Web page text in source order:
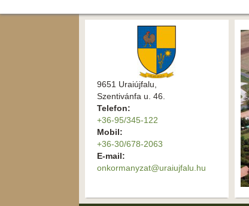
9651 Uraiújfalu,
Szentivánfa u. 46.
Telefon:
+36-95/345-122
Mobil:
+36-30/678-2063
E-mail:
onkormanyzat@uraiujfalu.hu